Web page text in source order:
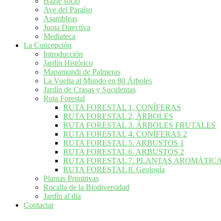
Ave del Paraíso
Asambleas
Junta Directiva
Mediateca
La Concepción
Introducción
Jardín Histórico
Mapamundi de Palmeras
La Vuelta al Mundo en 80 Árboles
Jardín de Crasas y Suculentas
Ruta Forestal
RUTA FORESTAL 1, CONÍFERAS
RUTA FORESTAL 2, ÁRBOLES
RUTA FORESTAL 3. ÁRBOLES FRUTALES
RUTA FORESTAL 4. CONÍFERAS 2
RUTA FORESTAL 5. ARBUSTOS 1
RUTA FORESTAL 6. ARBUSTOS 2
RUTA FORESTAL 7. PLANTAS
RUTA FORESTAL 8. Geología
Plantas Primitivas
Rocalla de la Biodiversidad
Jardín al dia
Contactar